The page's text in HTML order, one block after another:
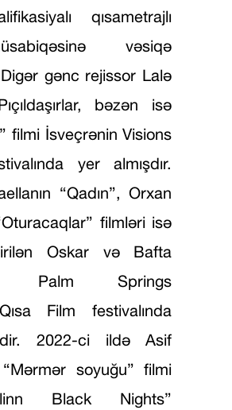
qısametrajlı
vəsiqə
Digər gənc rejissor Lalə
bəzən isə
filmi İsveçrənin Visions
yer almışdır.
“Qadın”, Orxan
filmləri isə
Oskar və Bafta
Palm Springs
Film festivalında
2022-ci ildə Asif
soyuğu” filmi
Black Nights”